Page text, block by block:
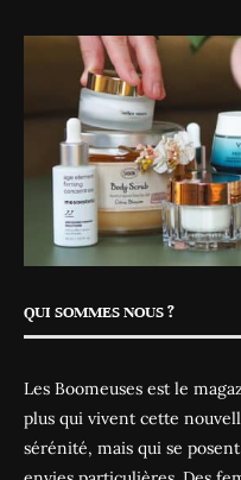
QUI SOMMES NOUS ?
Les Boomeuses est le
plus qui vivent cette
sérénité, mais qui se